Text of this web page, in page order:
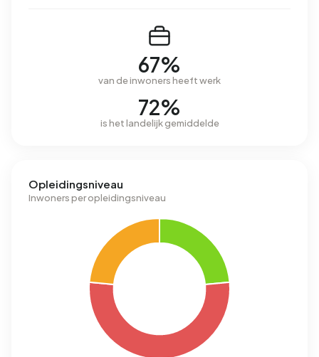
67%
van de inwoners heeft werk
72%
is het landelijk gemiddelde
Opleidingsniveau
Inwoners per opleidingsniveau